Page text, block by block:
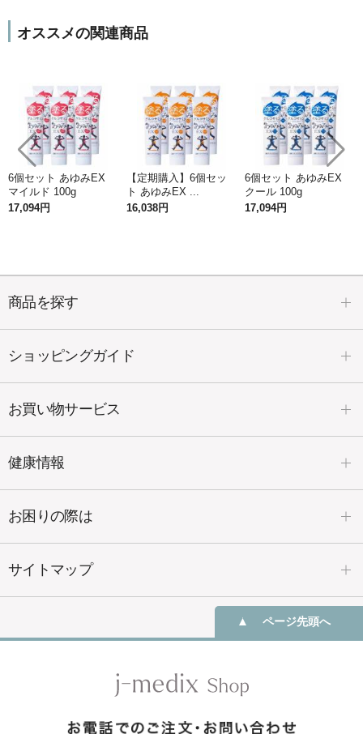
コラーゲンペプチドを使用
子を細かく分解し低分子したもの で、粒子がとても細
かく、通常のコラーゲンよりも体内吸収が早く、吸収
率も高まるといわれています。一般的なコラーゲンは
分子量が平均10万～30万と大きく、そのままだと分子
量の大きさからほとんど体内に吸収されません。
「コラーゲンペプチド」だから分子量が小さい
塗るグルコサミン「あゆみEX」は、内側
オススメの関連商品
6個セット あゆみEX
マイルド 100g
17,094円
【定期購入】6個セッ
ト あゆみEX ...
16,038円
6個セット あゆみEX
クール 100g
17,094円
商品を探す
ショッピングガイド
お買い物サービス
健康情報
お困りの際は
サイトマップ
ページ先頭へ